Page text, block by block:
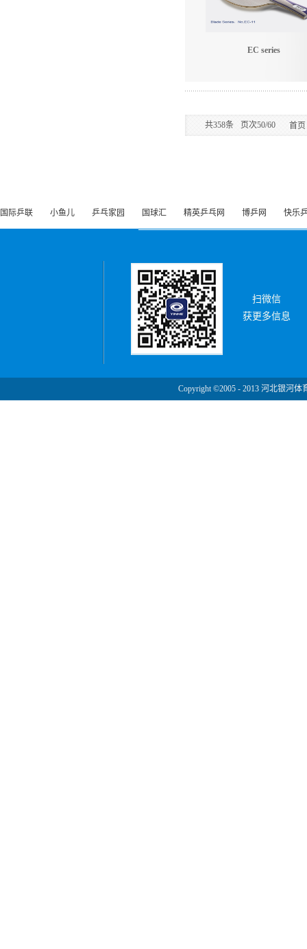
EC series
共358条 页次50/60 首页
国际乒联 小鱼儿 乒乓家园 国球汇 精英乒乓网 博乒网 快乐
扫微信
获更多信息
Copyright ©2005 - 2013 河北银河体